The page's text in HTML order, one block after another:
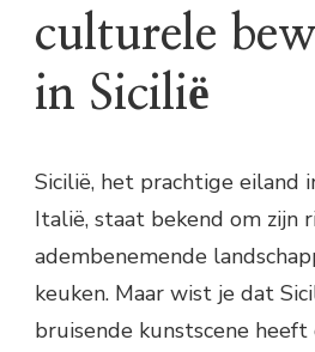
culturele
in Sicilië
Sicilië, het prachtige eiland
Italië, staat bekend om zijn
adembenemende
keuken. Maar wist je dat
bruisende kunstscene